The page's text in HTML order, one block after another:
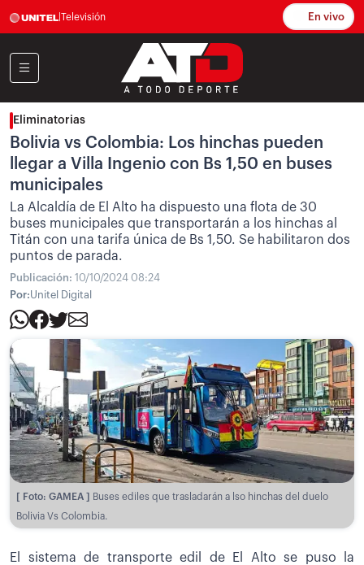
Televisión En vivo
Eliminatorias
Bolivia vs Colombia: Los hinchas pueden
llegar a Villa Ingenio con Bs 1,50 en buses
municipales
La Alcaldía de El Alto ha dispuesto una flota de 30
buses municipales que transportarán a los hinchas al
Titán con una tarifa única de Bs 1,50. Se habilitaron dos
puntos de parada.
Publicación: 10/10/2024 08:24
Por:Unitel Digital
[ Foto: GAMEA ]
Buses ediles que trasladarán a lso hinchas del duelo
Bolivia Vs Colombia.
El sistema de transporte edil de El Alto se puso la